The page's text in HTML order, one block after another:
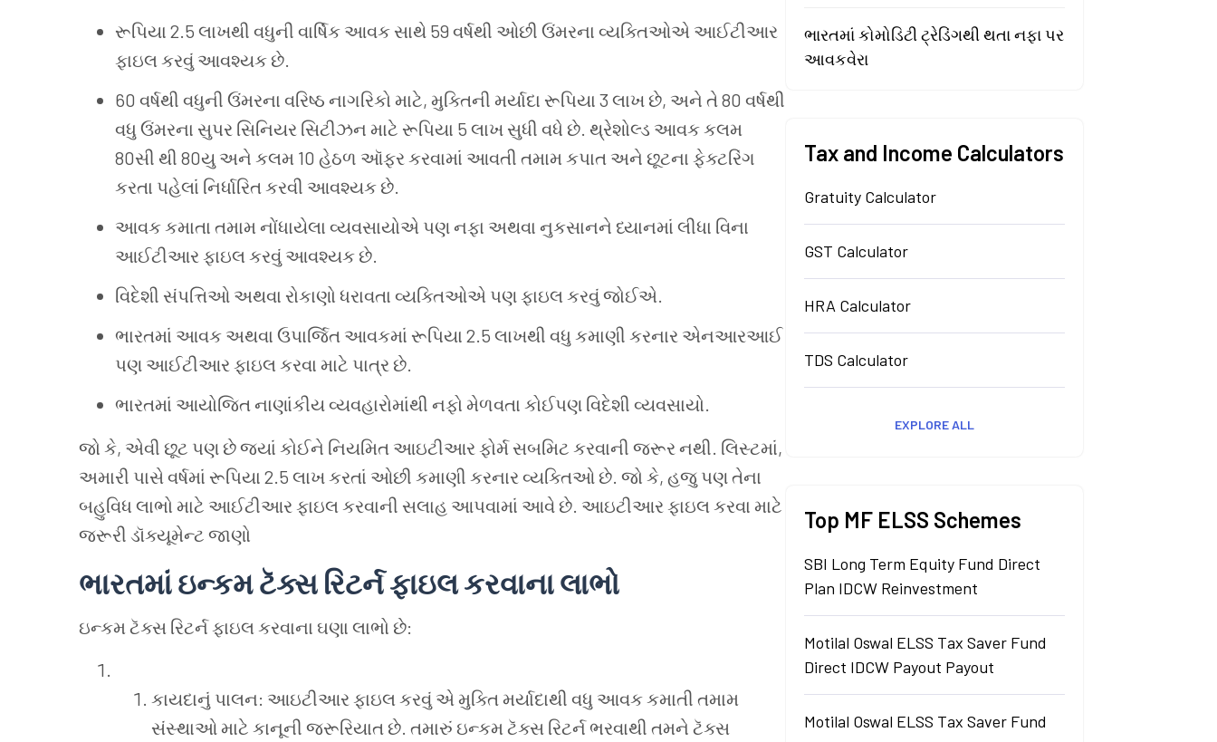
રૂપિયા 2.5 લાખથી વધુની વાર્ષિક આવક સાથે 59 વર્ષથી ઓછી ઉંમરના વ્યક્તિઓએ આઈટીઆર
ફાઇલકરવું આવશ્યક છે.
60 વર્ષથી વધુની ઉંમરના વરિષ્ઠ નાગરિકો માટે, મુક્તિની મર્યાદા રૂપિયા 3 લાખ છે, અને તે 80 વર્ષથી
વધુ ઉંમરના સુપર સિનિયર સિટીઝન માટે રૂપિયા 5 લાખ સુધી વધે છે. થ્રેશોલ્ડ આવકકલમ
80સી થી 80યુ અને કલમ 10 હેઠળ ઑફરકરવામાં આવતી તમામકપાત અને છૂટના ફેક્ટરિંગ
કરતા પહેલાં નિર્ધારિતકરવી આવશ્યક છે.
આવકકમાતા તમામનોંધાયેલા વ્યવસાયોએ પણનફા અથવા નુકસાનને ધ્યાનમાં લીધા વિના
આઈટીઆરફાઇલકરવું આવશ્યક છે.
વિદેશી સંપત્તિઓ અથવા રોકાણો ધરાવતા વ્યક્તિઓએ પણફાઇલકરવુંજોઈએ.
ભારતમાં આવક અથવા ઉપાર્જિત આવકમાં રૂપિયા 2.5 લાખથી વધુ કમાણી કરનાર એનઆરઆઈ
પણ આઈટીઆરફાઇલકરવા માટે પાત્ર છે.
ભારતમાં આયોજિતનાણાંકીયવ્યવહારોમાંથી નફો મેળવતા કોઈપણ વિદેશી વ્યવસાયો.
જો કે, એવી છૂટ પણ છેજ્યાં કોઈને નિયમિત આઇટીઆરફોર્મ સબમિટ કરવાની જરૂરનથી. લિસ્ટમાં,
અમારી પાસેવર્ષમાં રૂપિયા 2.5 લાખકરતાં ઓછી કમાણી કરનારવ્યક્તિઓ છે. જો કે, હજુ પણતેના
બહુવિધ લાભો માટે આઈટીઆરફાઇલકરવાની સલાહ આપવામાં આવે છે. આઇટીઆરફાઇલકરવા માટે
જરૂરી ડૉક્યૂમેન્ટ જાણો
ભારતમાંઇન્કમટૅક્સ રિટર્નફાઇલકરવાનાલાભો
ઇન્કમટૅક્સ રિટર્નફાઇલકરવાના ઘણા લાભો છે:
કાયદાનું પાલન: આઇટીઆરફાઇલકરવું એમુક્તિમર્યાદાથી વધુ આવકકમાતી તમામ
સંસ્થાઓમાટે કાનૂની જરૂરિયાત છે. તમારું ઇન્કમટૅક્સ રિટર્નભરવાથી તમને ટૅક્સ
ભારતમાં કોમોડિટી ટ્રેડિંગથી થતા નફા પર
આવકવેરા
Tax and Income Calculators
Gratuity Calculator
GST Calculator
HRA Calculator
TDS Calculator
EXPLORE ALL
Top MF ELSS Schemes
SBI Long Term Equity Fund Direct
Plan IDCW Reinvestment
Motilal Oswal ELSS Tax Saver Fund
Direct IDCW Payout Payout
Motilal Oswal ELSS Tax Saver Fund